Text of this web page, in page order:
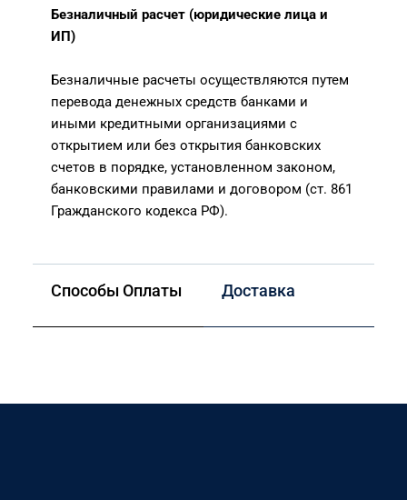
Безналичный расчет (юридические лица и
ИП)
Безналичные расчеты осуществляются путем
перевода денежных средств банками и
иными кредитными организациями с
открытием или без открытия банковских
счетов в порядке, установленном законом,
банковскими правилами и договором (ст. 861
Гражданского кодекса РФ).
Способы Оплаты Доставка